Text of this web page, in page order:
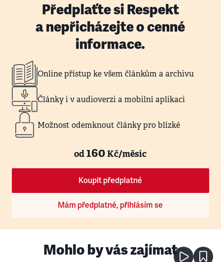
Předplaťte si Respekt
a nepřicházejte o cenné
informace.
Online přístup ke všem článkům a archivu
Články i v audioverzi a mobilní aplikaci
Možnost odemknout články pro blízké
od160Kč/měsíc
Koupit předplatné
Mám předplatné, přihlásím se
Mohlo by vás zajímat